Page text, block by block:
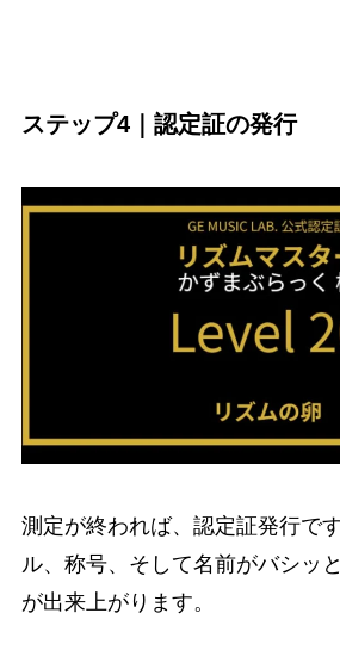
ステップ4｜認定証の発行
測定が終われば、認定証発行で
ル、称号、そして名前がバシッ
が出来上がります。